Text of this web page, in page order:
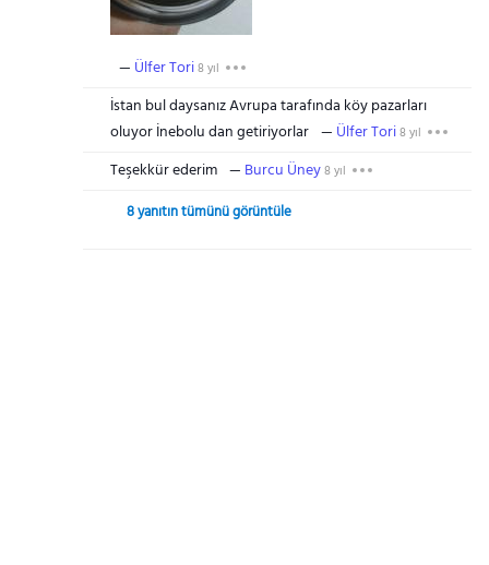
Ülfer Tori8 yıl
İstan bul daysanız Avrupa tarafında köy pazarları
oluyor İnebolu dan getiriyorlar
Ülfer Tori8 yıl
Teşekkür ederim Burcu Üney8 yıl
8 yanıtın tümünü görüntüle